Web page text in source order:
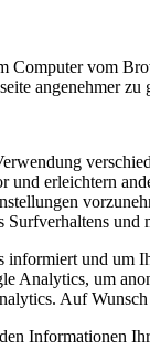
Computer vom
angenehmer
erleichtern
Surfverhaltens
und um
Analytics, um
Auf
Informationen